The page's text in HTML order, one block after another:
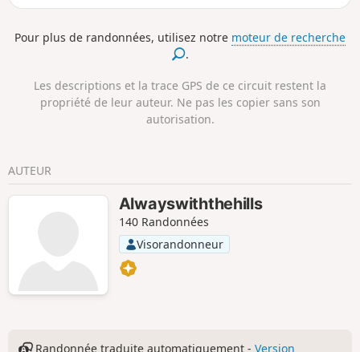
Pour plus de randonnées, utilisez notre moteur de recherche
.
Les descriptions et la trace GPS de ce circuit restent la
propriété de leur auteur. Ne pas les copier sans son
autorisation.
AUTEUR
Alwayswiththehills
140 Randonnées
Visorandonneur
Randonnée traduite automatiquement -Version